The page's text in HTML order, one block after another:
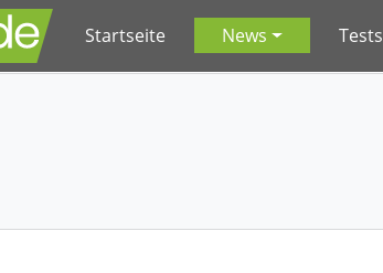
Startseite News Tests